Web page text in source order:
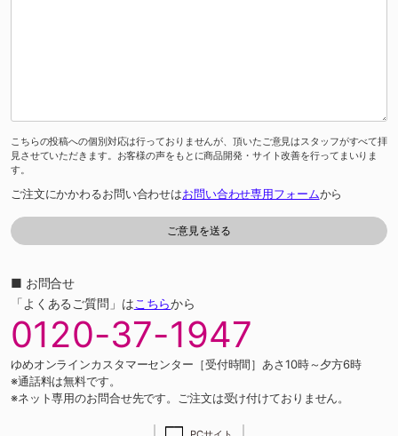
こちらの投稿への個別対応は行っておりませんが、頂いたご意見はスタッフがすべて拝
見させていただきます。お客様の声をもとに商品開発・サイト改善を行ってまいりま
す。
ご注文にかかわるお問い合わせはお問い合わせ専用フォームから
■ お問合せ
「よくあるご質問」はこちらから
0120-37-1947
ゆめオンラインカスタマーセンター［受付時間］あさ10時～夕方6時
※通話料は無料です。
※ネット専用のお問合せ先です。ご注文は受け付けておりません。